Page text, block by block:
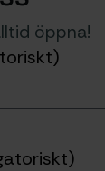
öppna!